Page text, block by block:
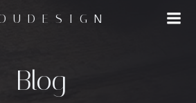
to
Blog